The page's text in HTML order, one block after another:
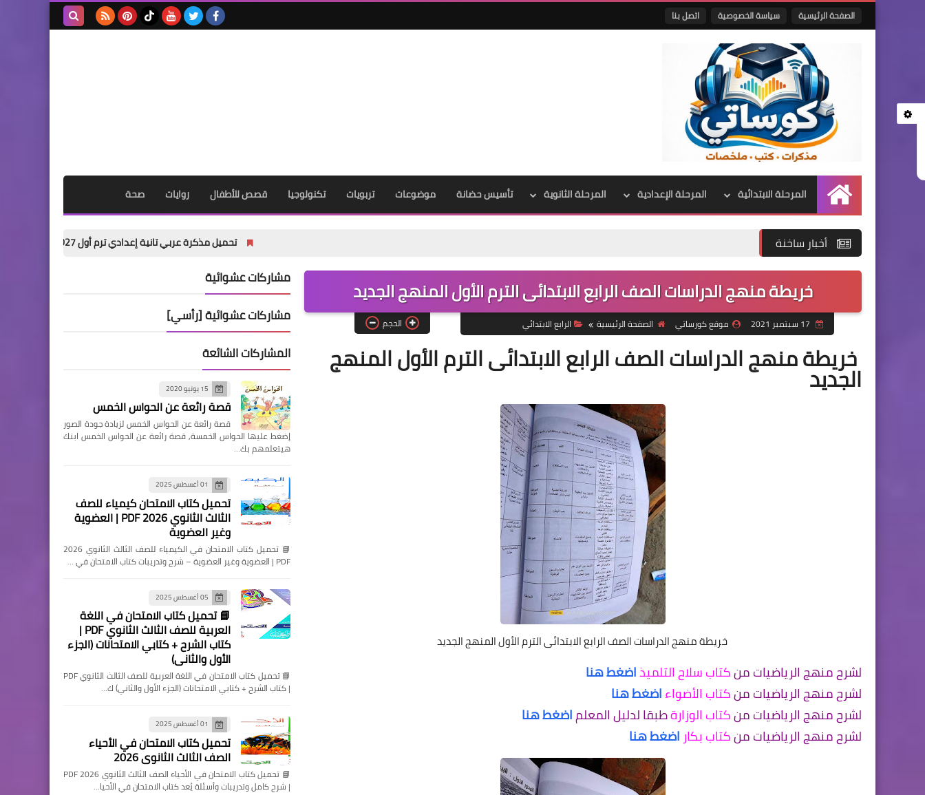
الصفحة الرئيسية سياسة الخصوصية اتصل بنا
الرئيسية
المرحلة الابتدائية المرحلة الإعدادية المرحلة الثانوية تأسيس حضانة موضوعات تربويات تكنولوجيا قصص للأطفال روايات صحة
أخبار ساخنة تحميل مذكرة عربي تانية إعدادي ترم أول 2027 PDF | شرح شامل للأستاذ أكرم مؤمن
خريطة منهج الدراسات الصف الرابع الابتدائى الترم الأول المنهج الجديد
موقع كورساتي الصفحة الرئيسية الرابع الابتدائي الحجم
خريطة منهج الدراسات الصف الرابع الابتدائى الترم الأول المنهج
الجديد
خريطة منهج الدراسات الصف الرابع الابتدائى الترم الأول المنهج الجديد
لشرح منهج الرياضيات منكتاب سلاح التلميذاضغط هنا
لشرح منهج الرياضيات منكتاب الأضواءاضغط هنا
لشرح منهج الرياضيات منكتاب الوزارةطبقا لدليل المعلماضغط هنا
لشرح منهج الرياضيات منكتاب بكار اضغط هنا
مشاركات عشوائية
مشاركات عشوائية [رأسي]
المشاركات الشائعة
15 يونيو 2020
قصة رائعة عن الحواس الخمس
قصة رائعة عن الحواس الخمس لزيادة جودة الصور
إضغط عليها الحواس الخمسة, قصة رائعة عن الحواس الخمس ابنك
هيتعلمهم بك…
01 أغسطس 2025
تحميل كتاب الامتحان كيمياء للصف
الثالث الثانوي 2026 PDF | العضوية
وغير العضوية
📘 تحميل كتاب الامتحان في الكيمياء للصف الثالث الثانوي 2026
PDF | العضوية وغير العضوية – شرح وتدريبات كتاب الامتحان في …
05 أغسطس 2025
📘 تحميل كتاب الامتحان في اللغة
العربية للصف الثالث الثانوي PDF |
كتاب الشرح + كتابي الامتحانات (الجزء
الأول والثاني)
📘 تحميل كتاب الامتحان في اللغة العربية للصف الثالث الثانوي PDF
| كتاب الشرح + كتابي الامتحانات (الجزء الأول والثاني) ك…
01 أغسطس 2025
تحميل كتاب الامتحان في الأحياء
الصف الثالث الثانوي 2026
📘 تحميل كتاب الامتحان في الأحياء الصف الثالث الثانوي 2026 PDF
| شرح كامل وتدريبات وأسئلة يُعد كتاب الامتحان في الأحيا…